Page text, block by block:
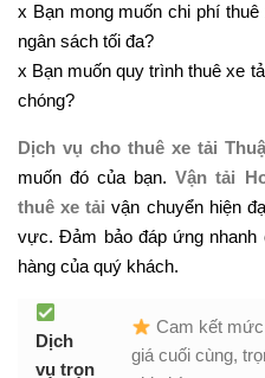
x Bạn mong muốn chi phí
ngân sách tối đa?
x Bạn muốn quy trình thuê xe
chóng?
Dịch vụ cho thuê xe tải
muốn đó của bạn.Vận tải
thuê xe tải vận chuyển hiện
vực. Đảm bảo đáp ứng nhanh
hàng của quý khách.
Dịch
vụ trọn
Cam kết
giá cuối cùng,